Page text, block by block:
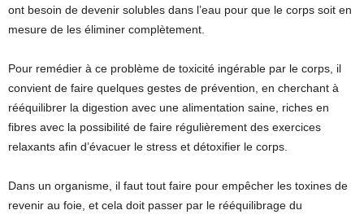
ont besoin de devenir solubles dans l’eau pour que le corps soit en
mesure de les éliminer complètement.
Pour remédier à ce problème de toxicité ingérable par le corps, il
convient de faire quelques gestes de prévention, en cherchant à
rééquilibrer la digestion avec une alimentation saine, riches en
fibres avec la possibilité de faire régulièrement des exercices
relaxants afin d’évacuer le stress et détoxifier le corps.
Dans un organisme, il faut tout faire pour empêcher les toxines de
revenir au foie, et cela doit passer par le rééquilibrage du